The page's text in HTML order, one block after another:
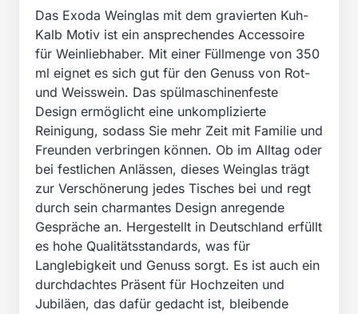
Das Exoda Weinglas mit dem gravierten Kuh-
Kalb Motiv ist ein ansprechendes Accessoire
für Weinliebhaber. Mit einer Füllmenge von 350
ml eignet es sich gut für den Genuss von Rot-
und Weisswein. Das spülmaschinenfeste
Design ermöglicht eine unkomplizierte
Reinigung, sodass Sie mehr Zeit mit Familie und
Freunden verbringen können. Ob im Alltag oder
bei festlichen Anlässen, dieses Weinglas trägt
zur Verschönerung jedes Tisches bei und regt
durch sein charmantes Design anregende
Gespräche an. Hergestellt in Deutschland erfüllt
es hohe Qualitätsstandards, was für
Langlebigkeit und Genuss sorgt. Es ist auch ein
durchdachtes Präsent für Hochzeiten und
Jubiläen, das dafür gedacht ist, bleibende